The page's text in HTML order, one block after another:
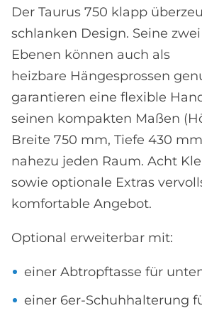
Der Taurus 750 klapp
schlanken Design. Seine
Ebenen können auch als
heizbare Hängesprossen
garantieren eine flexible
seinen kompakten Maßen
Breite 750 mm, Tiefe 430
nahezu jeden Raum. Acht
sowie optionale Extras
komfortable Angebot.
Optional erweiterbar mit:
einer Abtropftasse für
einer 6er-Schuhhalterung